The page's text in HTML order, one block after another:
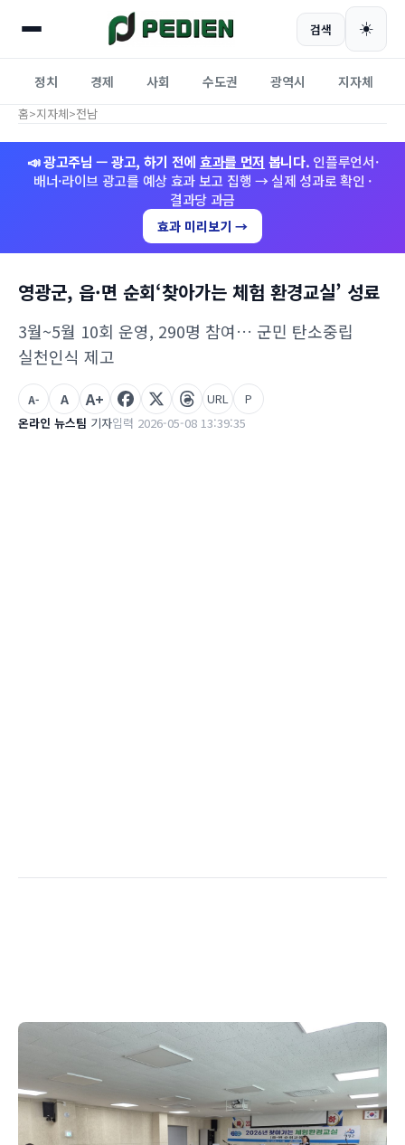
검색 ☀️
정치 경제 사회 수도권 광역시 지자체
홈>지자체>전남
📣 광고주님 — 광고, 하기 전에 효과를 먼저 봅니다. 인플루언서·
배너·라이브 광고를 예상 효과 보고 집행 → 실제 성과로 확인 ·
결과당 과금
효과 미리보기 →
영광군, 읍·면 순회‘찾아가는 체험 환경교실’ 성료
3월~5월 10회 운영, 290명 참여… 군민 탄소중립
실천인식 제고
온라인 뉴스팀 기자입력 2026-05-08 13:39:35
A- A A+ URL P